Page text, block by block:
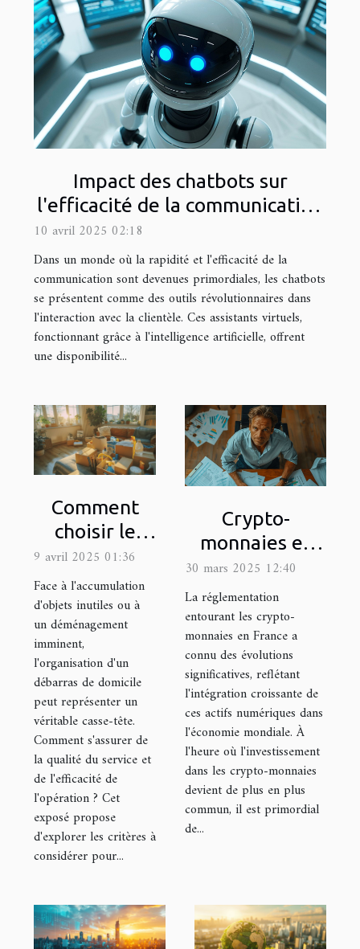
Impact des chatbots sur
l'efficacité de la communication
10 avril 2025 02:18
Dans un monde où la rapidité et l'efficacité de la
communication sont devenues primordiales, les chatbots
se présentent comme des outils révolutionnaires dans
l'interaction avec la clientèle. Ces assistants virtuels,
fonctionnant grâce à l'intelligence artificielle, offrent
une disponibilité...
Comment
choisir le
meilleur
service de
débarras
pour votre
domicile
9 avril 2025 01:36
Face à l'accumulation
d'objets inutiles ou à
un déménagement
imminent,
l'organisation d'un
débarras de domicile
peut représenter un
véritable casse-tête.
Comment s'assurer de
la qualité du service et
de l'efficacité de
l'opération ? Cet
exposé propose
d'explorer les critères à
considérer pour...
Crypto-
monnaies et
fiscalité en
France
Comprendre la
réglementation
2023
30 mars 2025 12:40
La réglementation
entourant les crypto-
monnaies en France a
connu des évolutions
significatives, reflétant
l'intégration croissante de
ces actifs numériques dans
l'économie mondiale. À
l'heure où l'investissement
dans les crypto-monnaies
devient de plus en plus
commun, il est primordial
de...